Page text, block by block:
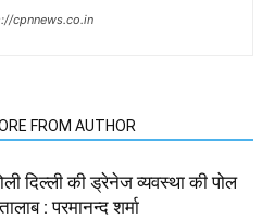
cpnnews.co.in
FROM AUTHOR
दिल्ली की ड्रेनेज व्यवस्था की पोल
: परमानन्द शर्मा